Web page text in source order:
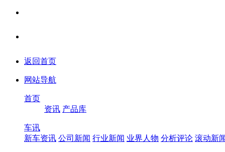
返回首页
网站导航
首页
资讯 产品库
车讯
新车资讯 公司新闻 行业新闻 业界人物 分析评论 滚动新